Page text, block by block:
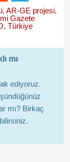
,AR-GE projesi,
Gazete
,Türkiye
mı
ediyoruz.
mı? Birkaç